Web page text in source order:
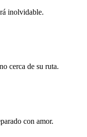
inolvidable.
cerca de su ruta.
con amor.